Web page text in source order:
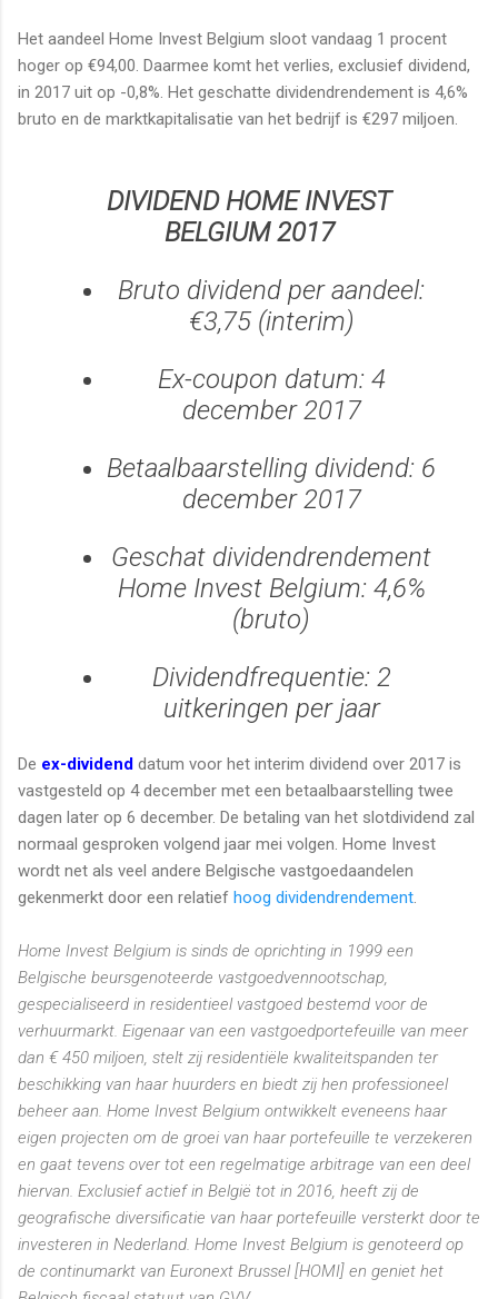
Het aandeel Home Invest Belgium sloot vandaag 1 procent
hoger op €94,00. Daarmee komt het verlies, exclusief dividend,
in 2017 uit op -0,8%. Het geschatte dividendrendement is 4,6%
bruto en de marktkapitalisatie van het bedrijf is €297 miljoen.
DIVIDEND HOME INVEST
BELGIUM 2017
Bruto dividend per aandeel:
€3,75 (interim)
Ex-coupon datum: 4
december 2017
Betaalbaarstelling dividend: 6
december 2017
Geschat dividendrendement
Home Invest Belgium: 4,6%
(bruto)
Dividendfrequentie: 2
uitkeringen per jaar
De ex-dividend datum voor het interim dividend over 2017 is
vastgesteld op 4 december met een betaalbaarstelling twee
dagen later op 6 december. De betaling van het slotdividend zal
normaal gesproken volgend jaar mei volgen. Home Invest
wordt net als veel andere Belgische vastgoedaandelen
gekenmerkt door een relatief hoog dividendrendement
Home Invest Belgium is sinds de oprichting in 1999 een
Belgische beursgenoteerde vastgoedvennootschap,
gespecialiseerd in residentieel vastgoed bestemd voor de
verhuurmarkt. Eigenaar van een vastgoedportefeuille van meer
dan € 450 miljoen, stelt zij residentiële kwaliteitspanden ter
beschikking van haar huurders en biedt zij hen professioneel
beheer aan. Home Invest Belgium ontwikkelt eveneens haar
eigen projecten om de groei van haar portefeuille te verzekeren
en gaat tevens over tot een regelmatige arbitrage van een deel
hiervan. Exclusief actief in België tot in 2016, heeft zij de
geografische diversificatie van haar portefeuille versterkt door te
investeren in Nederland. Home Invest Belgium is genoteerd op
de continumarkt van Euronext Brussel [HOMI] en geniet het